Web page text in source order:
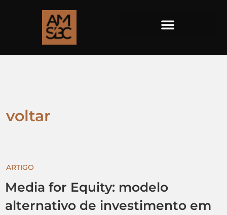
voltar
ARTIGO
Media for Equity: modelo
alternativo de investimento em